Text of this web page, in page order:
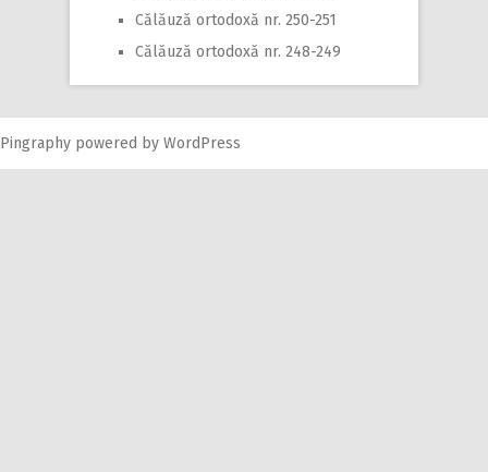
Călăuză ortodoxă nr. 250-251
Călăuză ortodoxă nr. 248-249
Pingraphy powered by WordPress